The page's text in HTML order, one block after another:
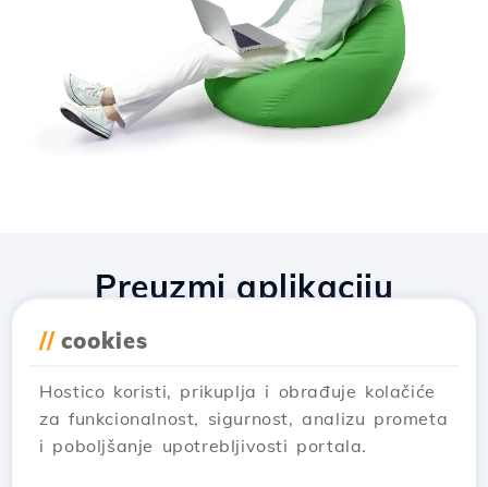
// cookies
Hostico koristi, prikuplja i obrađuje kolačiće
za funkcionalnost, sigurnost, analizu prometa
i poboljšanje upotrebljivosti portala.
Preuzmi aplikaciju